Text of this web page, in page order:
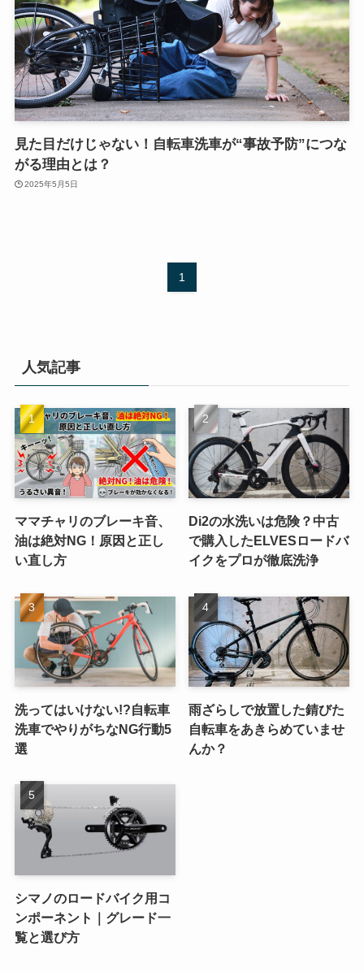
見た目だけじゃない！自転車洗車が“事故予防”につな
がる理由とは？
2025年5月5日
1
人気記事
ママチャリのブレーキ音、
油は絶対NG！原因と正し
い直し方
Di2の水洗いは危険？中古
で購入したELVESロードバ
イクをプロが徹底洗浄
洗ってはいけない!?自転車
洗車でやりがちなNG行動5
選
雨ざらしで放置した錆びた
自転車をあきらめていませ
んか？
シマノのロードバイク用コ
ンポーネント｜グレード一
覧と選び方